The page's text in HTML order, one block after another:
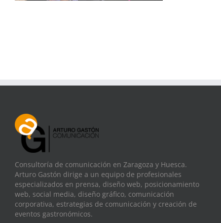
Consultoría de comunicación en Zaragoza y Huesca.
Arturo Gastón dirige a un equipo de profesionales
especializados en prensa, diseño web, posicionamiento
web, social media, diseño gráfico, comunicación
corporativa, estrategias de comunicación y creación de
eventos gastronómicos.